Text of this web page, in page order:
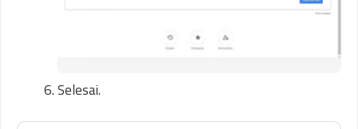
Selesai.